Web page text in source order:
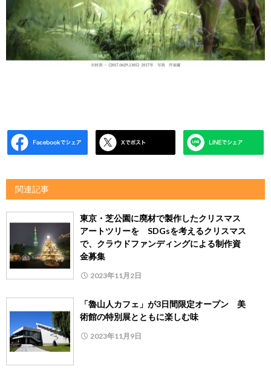
関連記事
東京・芝公園に廃材で製作したクリスマス
アートツリーを SDGsを考えるクリスマス
で、クラウドファンディングによる制作資
金募集
2023年11月2日
「魯山人カフェ」が3日間限定オープン 美
術館の特別展とともに楽しむ味
2023年11月9日